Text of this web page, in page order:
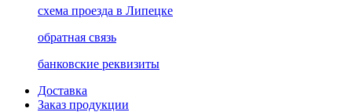
схема проезда в Липецке
обратная связь
банковские реквизиты
Доставка
Заказ продукции